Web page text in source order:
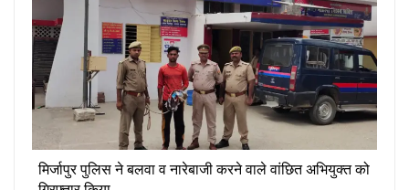
मिर्जापुर पुलिस ने बलवा व नारेबाजी करने वाले वांछित अभियुक्त को